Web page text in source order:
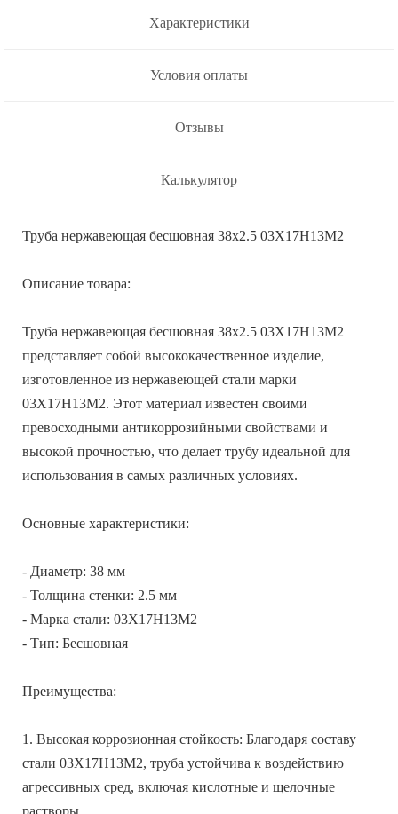
Характеристики
Условия оплаты
Отзывы
Калькулятор
Труба нержавеющая бесшовная 38х2.5 03Х17Н13М2
Описание товара:
Труба нержавеющая бесшовная 38х2.5 03Х17Н13М2
представляет собой высококачественное изделие,
изготовленное из нержавеющей стали марки
03Х17Н13М2. Этот материал известен своими
превосходными антикоррозийными свойствами и
высокой прочностью, что делает трубу идеальной для
использования в самых различных условиях.
Основные характеристики:
- Диаметр: 38 мм
- Толщина стенки: 2.5 мм
- Марка стали: 03Х17Н13М2
- Тип: Бесшовная
Преимущества:
1. Высокая коррозионная стойкость: Благодаря составу
стали 03Х17Н13М2, труба устойчива к воздействию
агрессивных сред, включая кислотные и щелочные